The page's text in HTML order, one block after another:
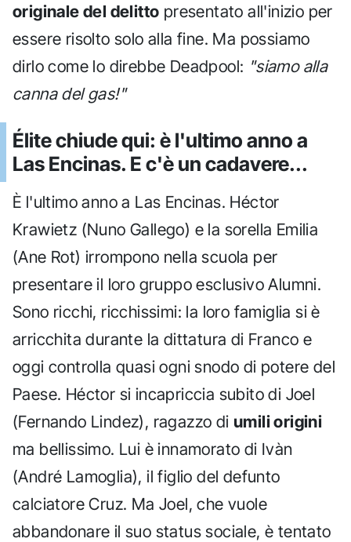
originale del delitto presentato all'inizio per
essere risolto solo alla fine. Ma possiamo
dirlo come lo direbbe Deadpool: "siamo alla
canna del gas!"
Élite chiude qui: è l'ultimo anno a
Las Encinas. E c'è un cadavere...
È l'ultimo anno a Las Encinas. Héctor
Krawietz (Nuno Gallego) e la sorella Emilia
(Ane Rot) irrompono nella scuola per
presentare il loro gruppo esclusivo Alumni.
Sono ricchi, ricchissimi: la loro famiglia si è
arricchita durante la dittatura di Franco e
oggi controlla quasi ogni snodo di potere del
Paese. Héctor si incapriccia subito di Joel
(Fernando Lindez), ragazzo di umili origini
ma bellissimo. Lui è innamorato di Ivàn
(André Lamoglia), il figlio del defunto
calciatore Cruz. Ma Joel, che vuole
abbandonare il suo status sociale, è tentato